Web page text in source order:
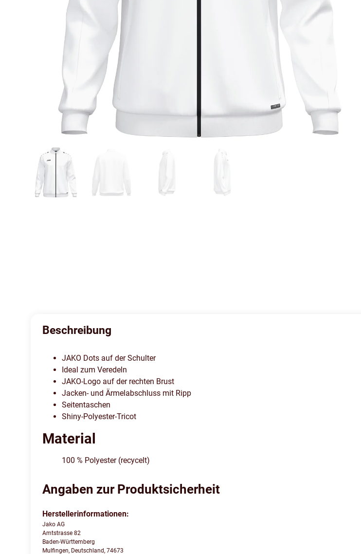
Beschreibung
JAKO Dots auf der Schulter
Ideal zum Veredeln
JAKO-Logo auf der rechten Brust
Jacken- und Ärmelabschluss mit Ripp
Seitentaschen
Shiny-Polyester-Tricot
Material
100 % Polyester (recycelt)
Angaben zur Produktsicherheit
Herstellerinformationen:
Jako AG
Amtstrasse 82
Baden-Württemberg
Mulfingen, Deutschland, 74673